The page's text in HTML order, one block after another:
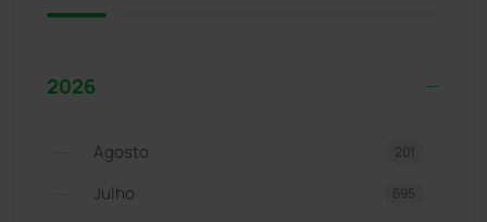
2026
Agosto 201
Julho 695